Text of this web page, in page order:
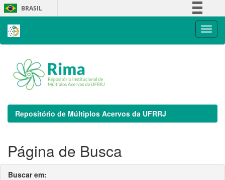
Skip
navigation
BRASIL
Repositório de Múltiplos Acervos da UFRRJ
Página de Busca
Buscar em: